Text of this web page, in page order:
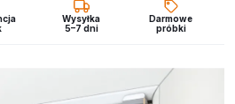
Wysyłka
5–7 dni
Darmowe
próbki